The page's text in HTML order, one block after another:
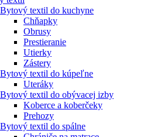
Bytový textil do kuchyne
Chňapky
Obrusy
Prestieranie
Utierky
Zástery
Bytový textil do kúpeľne
Uteráky
Bytový textil do obývacej izby
Koberce a koberčeky
Prehozy
Bytový textil do spálne